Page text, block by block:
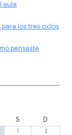
aula
los tres ciclos
pensaste
S D
1
2